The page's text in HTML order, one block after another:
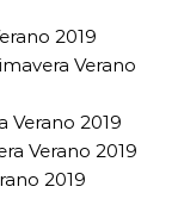
2019
Verano
Verano 2019
Verano 2019
2019